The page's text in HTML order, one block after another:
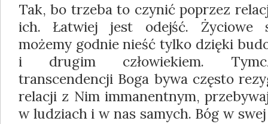
Tak, bo trzeba to czynić poprzez
ich. Łatwiej jest odejść. Życiowe
możemy godnie nieść tylko dzięki
i drugim człowiekiem.
transcendencji Boga bywa często
relacji z Nim immanentnym,
w ludziach i w nas samych. Bóg w